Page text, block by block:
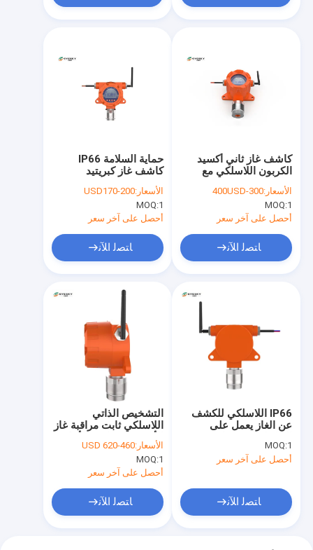
حماية السلامة IP66
كاشف غاز كبريتيد
الهيدروجين لمشهد
الصناعة
الأسعار:USD170-200
MOQ:1
أحصل على آخر سعر
ﺎﺘﺼﻟ ﺍﻶﻧ
كاشف غاز ثاني أكسيد
الكربون اللاسلكي مع
نطاق قياس 100٪ VOL
الأسعار:300-400USD
MOQ:1
أحصل على آخر سعر
ﺎﺘﺼﻟ ﺍﻶﻧ
التشخيص الذاتي
اللاسلكي ثابت مراقبة غاز
الأوزون الصناعي للأماكن
الضيقة
الأسعار:460-620 USD
MOQ:1
أحصل على آخر سعر
ﺎﺘﺼﻟ ﺍﻶﻧ
IP66 اللاسلكي للكشف
عن الغاز يعمل على
الصناعي
MOQ:1
أحصل على آخر سعر
ﺎﺘﺼﻟ ﺍﻶﻧ